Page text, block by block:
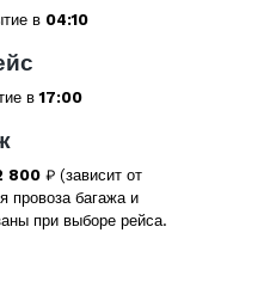
в 04:10
в17:00
800 ₽ (зависит от
провоза багажа и
при выборе рейса.